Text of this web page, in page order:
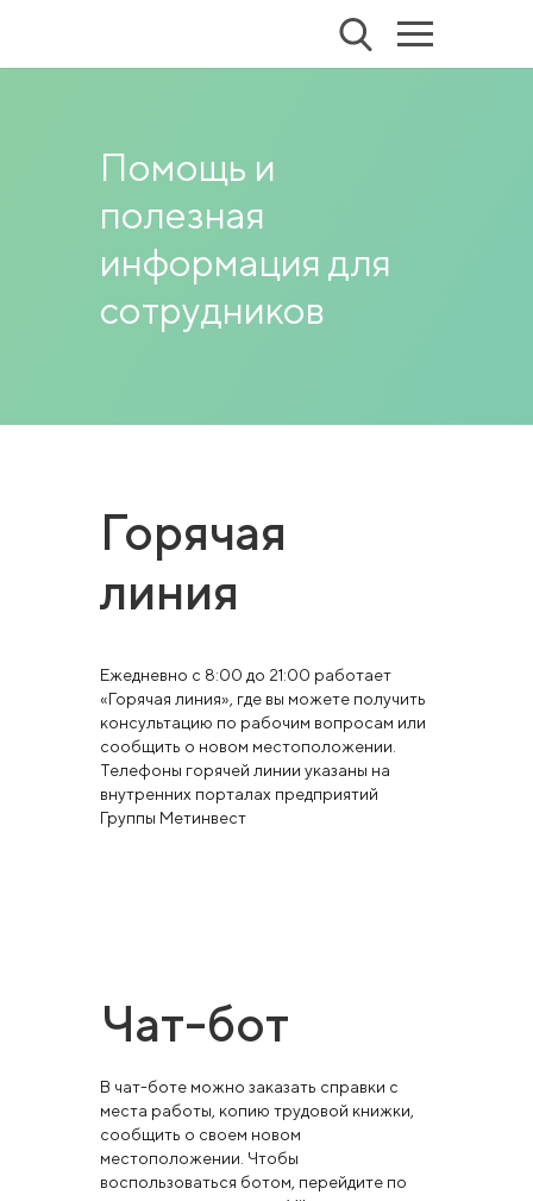
Помощь и
полезная
информация для
сотрудников
Горячая
линия
Ежедневно с 8:00 до 21:00 работает
«Горячая линия», где вы можете получить
консультацию по рабочим вопросам или
сообщить о новом местоположении.
Телефоны горячей линии указаны на
внутренних порталах предприятий
Группы Метинвест
Чат-бот
В чат-боте можно заказать справки с
места работы, копию трудовой книжки,
сообщить о своем новом
местоположении. Чтобы
воспользоваться ботом, перейдите по